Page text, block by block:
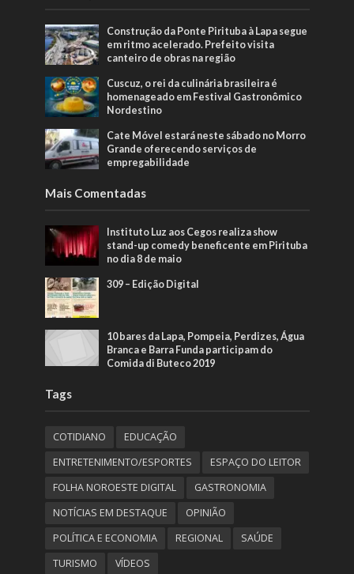
Construção da Ponte Pirituba à Lapa segue
em ritmo acelerado. Prefeito visita
canteiro de obras na região
Cuscuz, o rei da culinária brasileira é
homenageado em Festival Gastronômico
Nordestino
Cate Móvel estará neste sábado no Morro
Grande oferecendo serviços de
empregabilidade
Mais Comentadas
Instituto Luz aos Cegos realiza show
stand-up comedy beneficente em Pirituba
no dia 8 de maio
309 – Edição Digital
10 bares da Lapa, Pompeia, Perdizes, Água
Branca e Barra Funda participam do
Comida di Buteco 2019
Tags
COTIDIANO
EDUCAÇÃO
ENTRETENIMENTO/ESPORTES
ESPAÇO DO LEITOR
FOLHA NOROESTE DIGITAL
GASTRONOMIA
NOTÍCIAS EM DESTAQUE
OPINIÃO
POLÍTICA E ECONOMIA
REGIONAL
SAÚDE
TURISMO
VÍDEOS